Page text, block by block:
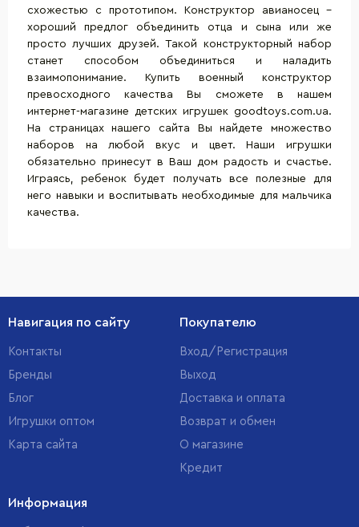
схожестью с прототипом. Конструктор авианосец –
хороший предлог объединить отца и сына или же
просто лучших друзей. Такой конструкторный набор
станет способом объединиться и наладить
взаимопонимание. Купить военный конструктор
превосходного качества Вы сможете в нашем
интернет-магазине детских игрушек goodtoys.com.ua.
На страницах нашего сайта Вы найдете множество
наборов на любой вкус и цвет. Наши игрушки
обязательно принесут в Ваш дом радость и счастье.
Играясь, ребенок будет получать все полезные для
него навыки и воспитывать необходимые для мальчика
качества.
Навигация по сайту
Контакты
Бренды
Блог
Игрушки оптом
Карта сайта
Покупателю
Вход/Регистрация
Выход
Доставка и оплата
Возврат и обмен
О магазине
Кредит
Информация